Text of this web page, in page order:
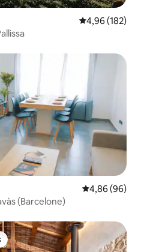
Évaluation
4,96 (182)
Évaluation
4,86 (96)
(Barcelone)
plus appréciés